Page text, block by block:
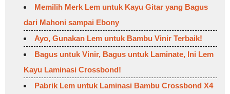
Memilih Merk Lem untuk Kayu Gitar yang Bagus
dari Mahoni sampai Ebony
Ayo, Gunakan Lem untuk Bambu Vinir Terbaik!
Bagus untuk Vinir, Bagus untuk Laminate, Ini Lem
Kayu Laminasi Crossbond!
Pabrik Lem untuk Laminasi Bambu Crossbond X4